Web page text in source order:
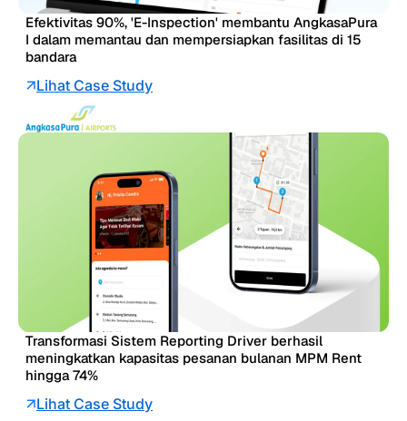
Efektivitas 90%, 'E-Inspection' membantu AngkasaPura
I dalam memantau dan mempersiapkan fasilitas di 15
bandara
Lihat Case Study
Transformasi Sistem Reporting Driver berhasil
meningkatkan kapasitas pesanan bulanan MPM Rent
hingga 74%
Lihat Case Study